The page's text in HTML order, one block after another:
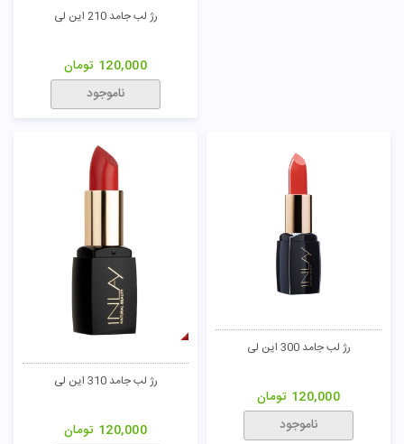
رژ لب جامد 210 این لی
120,000 تومان
ناموجود
رژ لب جامد 300 این لی
120,000 تومان
ناموجود
رژ لب جامد 310 این لی
120,000 تومان